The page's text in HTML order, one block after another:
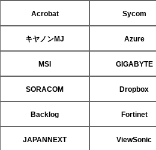
Acrobat Sycom
キヤノンMJ Azure
MSI GIGABYTE
SORACOM Dropbox
Backlog Fortinet
JAPANNEXT ViewSonic